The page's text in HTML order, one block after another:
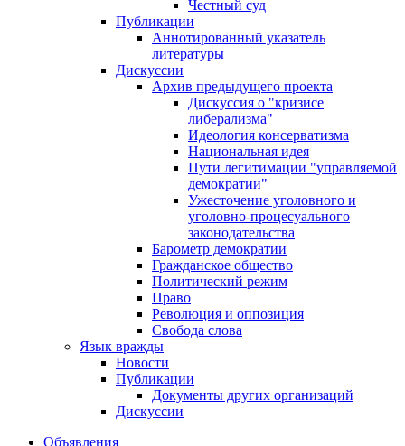
Честный суд
Публикации
Аннотированный указатель
литературы
Дискуссии
Архив предыдущего проекта
Дискуссия о "кризисе
либерализма"
Идеология консерватизма
Национальная идея
Пути легитимации "управляемой
демократии"
Ужесточение уголовного и
уголовно-процесуального
законодательства
Барометр демократии
Гражданское общество
Политический режим
Право
Революция и оппозиция
Свобода слова
Язык вражды
Новости
Публикации
Документы других организаций
Дискуссии
Объявления